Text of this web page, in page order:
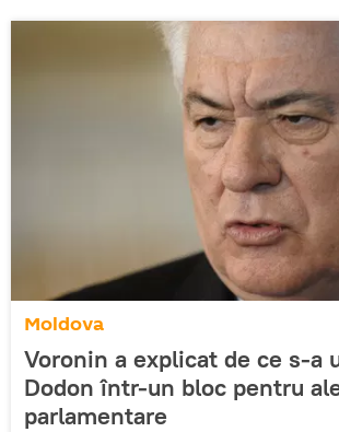
Moldova
Voronin a explicat de ce s-a
Dodon într-un bloc pentru
parlamentare